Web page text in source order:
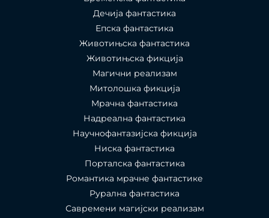
Дечија фантастика
Епска фантастика
Животињска фантастика
Животињска фикција
Магични реализам
Митолошка фикција
Мрачна фантастика
Надреална фантастика
Научнофантазијска фикција
Ниска фантастика
Порталска фантастика​
Романтика мрачне фантастике
Рурална фантастика
Савремени магијски реализам